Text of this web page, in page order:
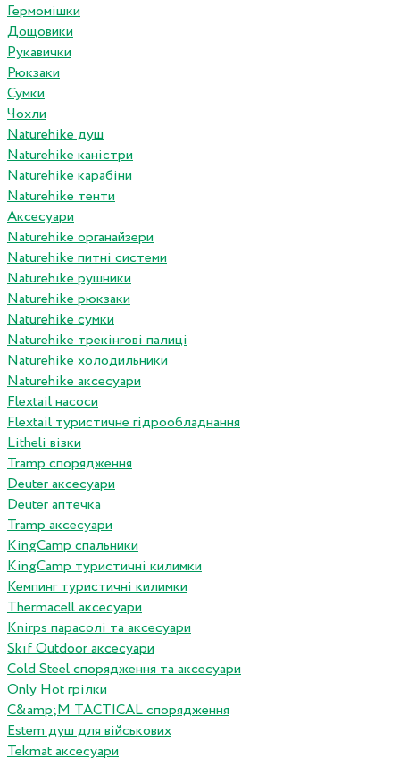
Гермомішки
Дощовики
Рукавички
Рюкзаки
Сумки
Чохли
Naturehike душ
Naturehike каністри
Naturehike карабіни
Naturehike тенти
Аксесуари
Naturehike органайзери
Naturehike питні системи
Naturehike рушники
Naturehike рюкзаки
Naturehike сумки
Naturehike трекінгові палиці
Naturehike холодильники
Naturehike аксесуари
Flextail насоси
Flextail туристичне гідрообладнання
Litheli візки
Tramp спорядження
Deuter аксесуари
Deuter аптечка
Tramp аксесуари
KingCamp спальники
KingCamp туристичні килимки
Кемпинг туристичні килимки
Thermacell аксесуари
Knirps парасолі та аксесуари
Skif Outdoor аксесуари
Cold Steel спорядження та аксесуари
Only Hot грілки
C&amp;M TACTICAL спорядження
Estem душ для військових
Tekmat аксесуари